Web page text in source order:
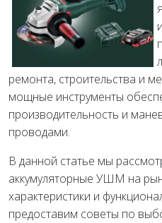
ремонта, строительства и
мощные инструменты
производительность и
проводами.
В данной статье мы
аккумуляторные УШМ на
характеристики и
предоставим советы по